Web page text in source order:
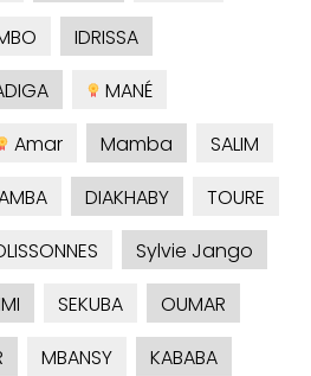
IDRISSA
MANÉ
Amar Mamba
SALIM
DIAKHABY
TOURE
Sylvie Jango
SEKUBA
OUMAR
MBANSY
KABABA